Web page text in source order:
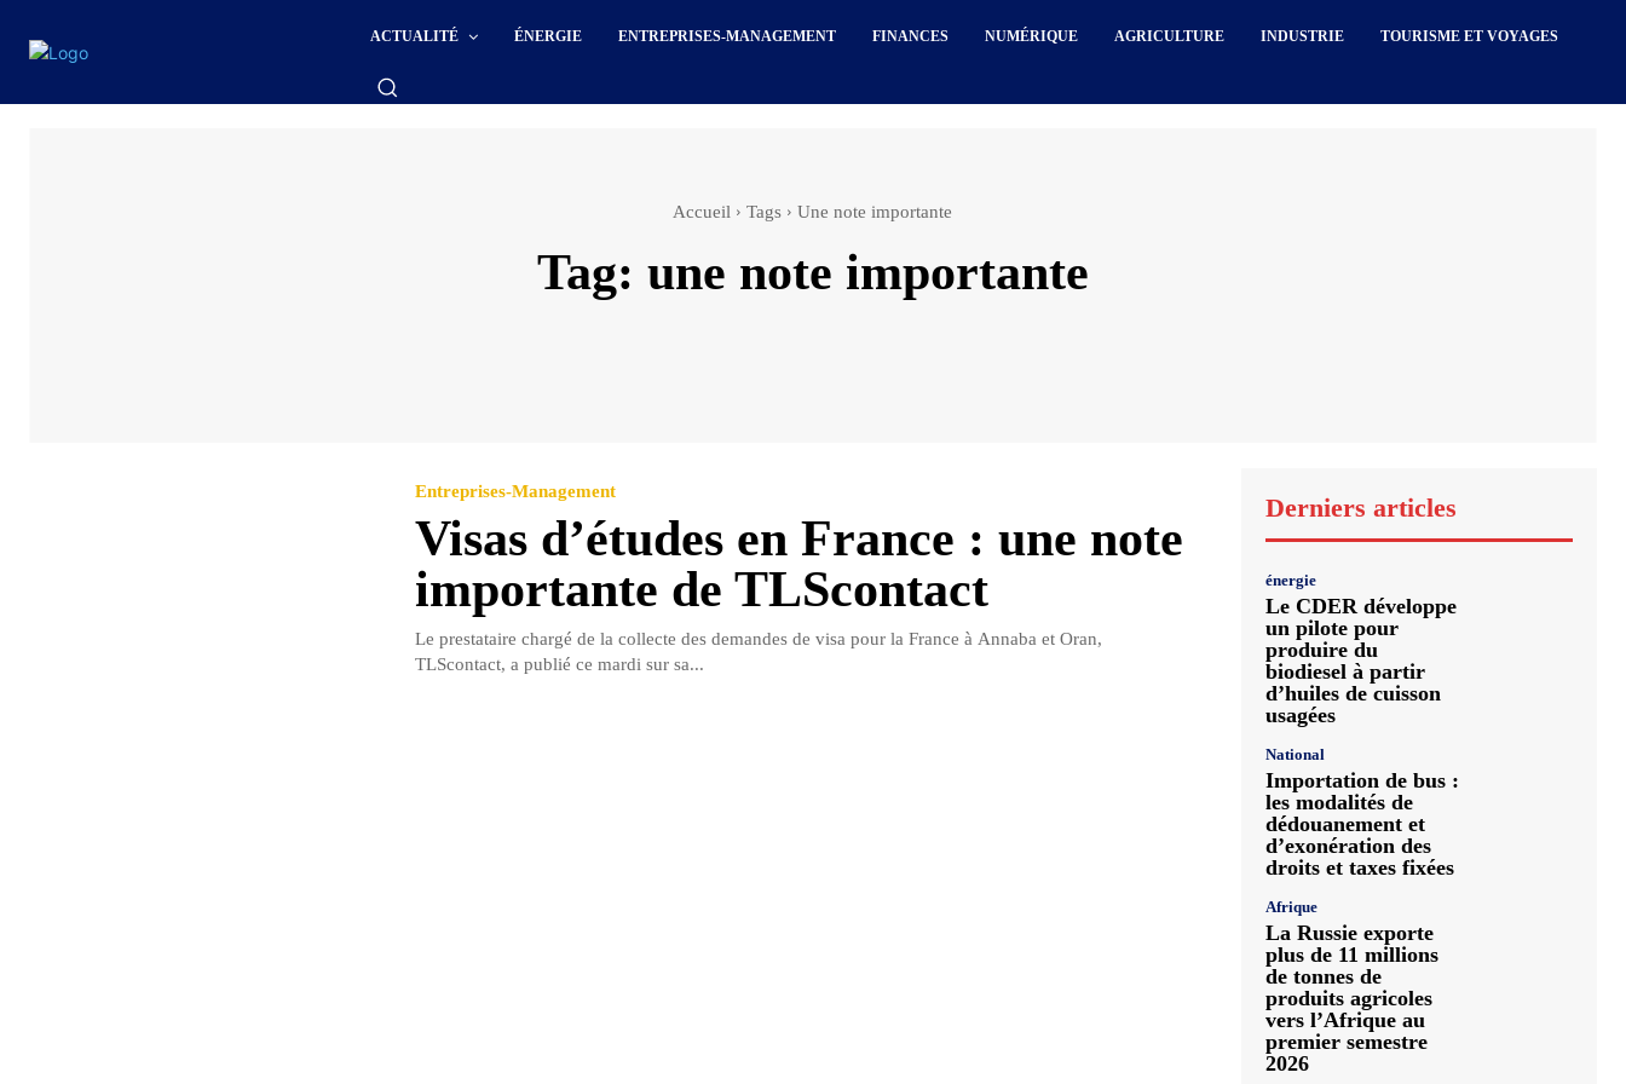
ACTUALITÉ ÉNERGIE ENTREPRISES-MANAGEMENT FINANCES NUMÉRIQUE AGRICULTURE INDUSTRIE TOURISME ET VOYAGES
Accueil Tags Une note importante
Tag: une note importante
Entreprises-Management
Visas d’études en France : une note
importante de TLScontact
Le prestataire chargé de la collecte des demandes de visa pour la France à Annaba et Oran,
TLScontact, a publié ce mardi sur sa...
Derniers articles
énergie
Le CDER développe
un pilote pour
produire du
biodiesel à partir
d’huiles de cuisson
usagées
National
Importation de bus :
les modalités de
dédouanement et
d’exonération des
droits et taxes fixées
Afrique
La Russie exporte
plus de 11 millions
de tonnes de
produits agricoles
vers l’Afrique au
premier semestre
2026